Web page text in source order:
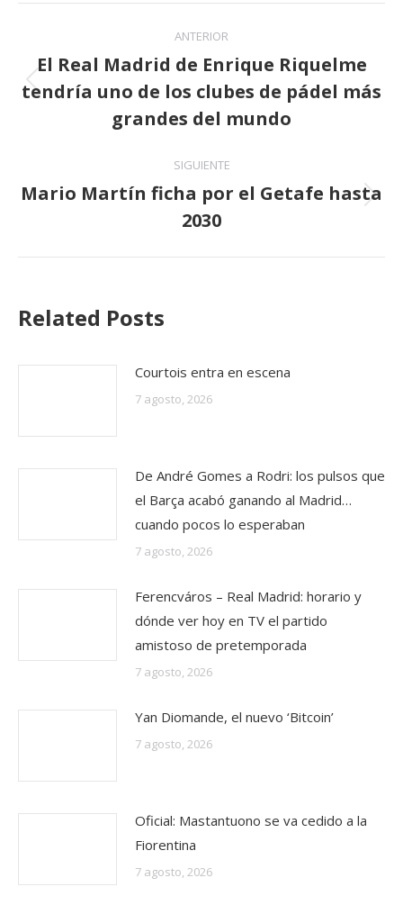
Navegación
entre
publicaciones
ANTERIOR
Publicación
anterior:
El Real Madrid de Enrique Riquelme
tendría uno de los clubes de pádel más
grandes del mundo
SIGUIENTE
Publicación
siguiente:
Mario Martín ficha por el Getafe hasta
2030
Related Posts
Courtois entra en escena
7 agosto, 2026
De André Gomes a Rodri: los pulsos que
el Barça acabó ganando al Madrid…
cuando pocos lo esperaban
7 agosto, 2026
Ferencváros – Real Madrid: horario y
dónde ver hoy en TV el partido
amistoso de pretemporada
7 agosto, 2026
Yan Diomande, el nuevo ‘Bitcoin’
7 agosto, 2026
Oficial: Mastantuono se va cedido a la
Fiorentina
7 agosto, 2026